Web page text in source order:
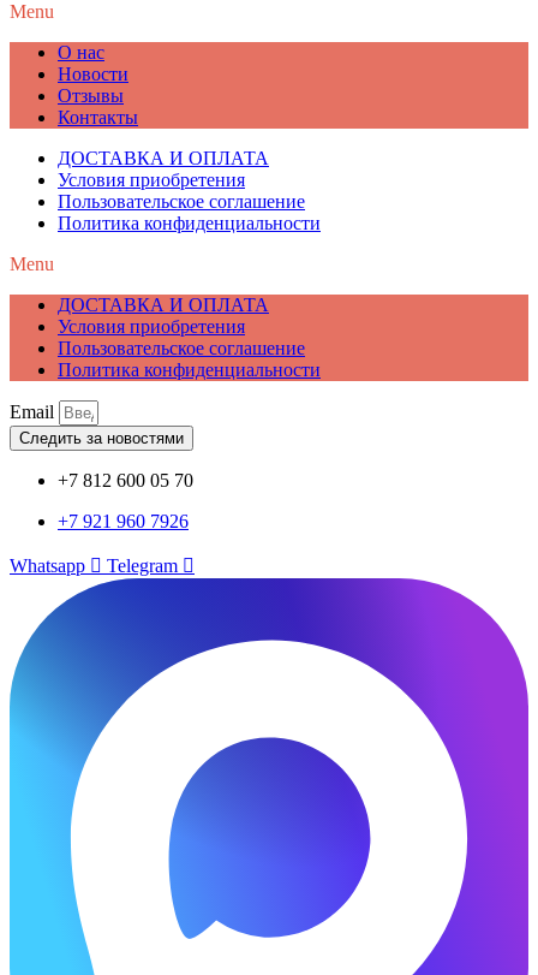
Menu
О нас
Новости
Отзывы
Контакты
ДОСТАВКА И ОПЛАТА
Условия приобретения
Пользовательское соглашение
Политика конфиденциальности
Menu
ДОСТАВКА И ОПЛАТА
Условия приобретения
Пользовательское соглашение
Политика конфиденциальности
Email
Следить за новостями
+7 812 600 05 70
+7 921 960 7926
Whatsapp Telegram